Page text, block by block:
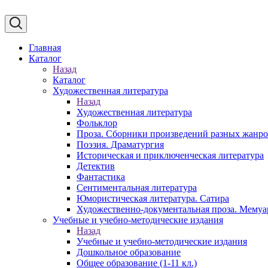
Главная
Каталог
Назад
Каталог
Художественная литература
Назад
Художественная литература
Фольклор
Проза. Сборники произведений разных
Поэзия. Драматургия
Историческая и приключенческая литература
Детектив
Фантастика
Сентиментальная литература
Юмористическая литература. Сатира
Художественно-документальная проза.
Учебные и учебно-методические издания
Назад
Учебные и учебно-методические издания
Дошкольное образование
Общее образование (1-11 кл.)